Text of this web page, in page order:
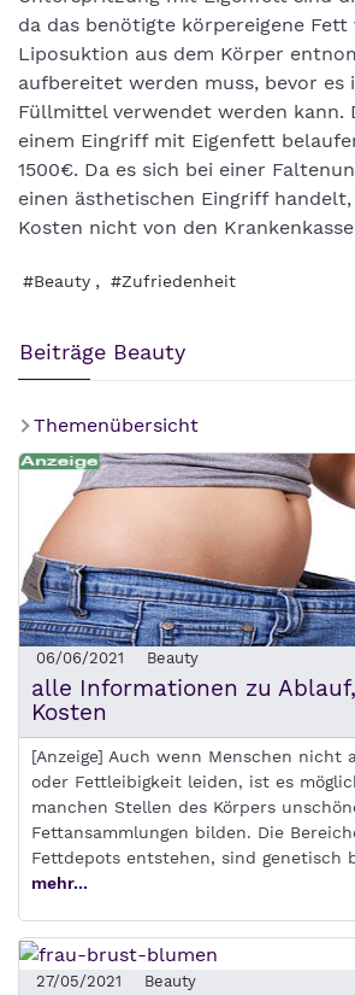
da das benötigte körpereigene
Liposuktion aus dem Körper
aufbereitet werden muss, bevor es
Füllmittel verwendet werden kann.
einem Eingriff mit Eigenfett
1500€. Da es sich bei einer
einen ästhetischen Eingriff
Kosten nicht von den
#Beauty , #Zufriedenheit
Beiträge Beauty
Themenübersicht
06/06/2021 Beauty
alle Informationen zu
Kosten
[Anzeige] Auch wenn Menschen nicht
oder Fettleibigkeit leiden, ist es
manchen Stellen des Körpers
Fettansammlungen bilden. Die
Fettdepots entstehen, sind genetisch
mehr...
27/05/2021 Beauty